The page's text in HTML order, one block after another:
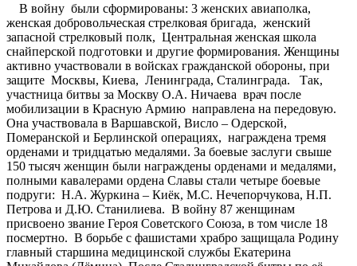
В войну были сформированы: 3 женских авиаполка,
женская добровольческая стрелковая бригада, женский
запасной стрелковый полк, Центральная женская школа
снайперской подготовки и другие формирования. Женщины
активно участвовали в войсках гражданской обороны, при
защите Москвы, Киева, Ленинграда, Сталинграда. Так,
участница битвы за Москву О.А. Ничаева врач после
мобилизации в Красную Армию направлена на передовую.
Она участвовала в Варшавской, Висло – Одерской,
Померанской и Берлинской операциях, награждена тремя
орденами и тридцатью медалями. За боевые заслуги свыше
150 тысяч женщин были награждены орденами и медалями,
полными кавалерами ордена Славы стали четыре боевые
подруги: Н.А. Журкина – Киёк, М.С. Нечепорчукова, Н.П.
Петрова и Д.Ю. Станилиева. В войну 87 женщинам
присвоено звание Героя Советского Союза, в том числе 18
посмертно. В борьбе с фашистами храбро защищала Родину
главный старшина медицинской службы Екатерина